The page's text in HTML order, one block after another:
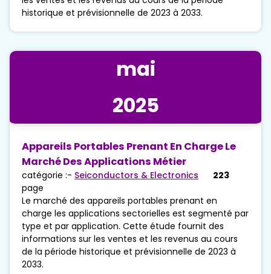
historique et prévisionnelle de 2023 à 2033.
mai
2025
Appareils Portables Prenant En Charge Le
Marché Des Applications Métier
catégorie :- Seiconductors & Electronics
223
page
Le marché des appareils portables prenant en
charge les applications sectorielles est segmenté par
type et par application. Cette étude fournit des
informations sur les ventes et les revenus au cours
de la période historique et prévisionnelle de 2023 à
2033.